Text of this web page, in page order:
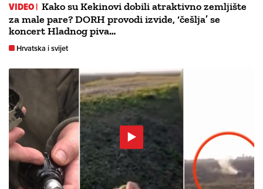
VIDEO | Kako su Kekinovi dobili atraktivno zemljište
za male pare? DORH provodi izvide, ‘češlja’ se
koncert Hladnog piva…
Hrvatska i svijet